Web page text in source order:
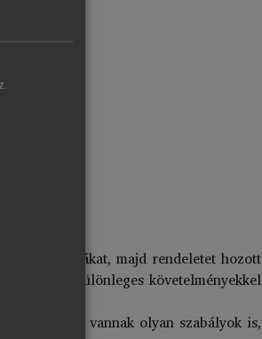
direktívákat, majd rendeletet hozott
különleges követelményekkel
között vannak olyan szabályok is,